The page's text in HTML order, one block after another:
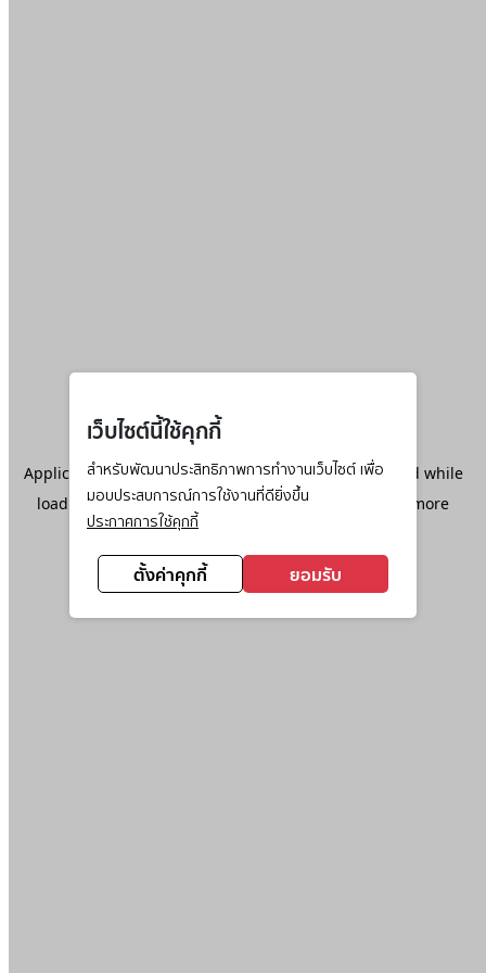
เว็บไซต์นี้ใช้คุกกี้
สำหรับพัฒนาประสิทธิภาพการทำงานเว็บไซต์ เพื่อ
มอบประสบการณ์การใช้งานที่ดียิ่งขึ้น
ประกาศการใช้คุกกี้
ตั้งค่าคุกกี้ ยอมรับ
Application error: aclient-side exception has occurred while
loadingwww.ktc.co.th(see the browser console
for more
information).